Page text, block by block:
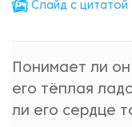
Cлайд с цитатой
Понимает ли
его тёплая
ли его сердце